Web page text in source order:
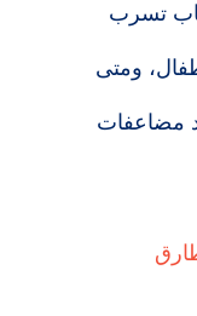
تسرب
ومتى
مضاعفات